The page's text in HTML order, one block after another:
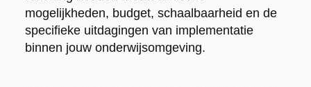
mogelijkheden, budget, schaalbaarheid en de
specifieke uitdagingen van implementatie
binnen jouw onderwijsomgeving.